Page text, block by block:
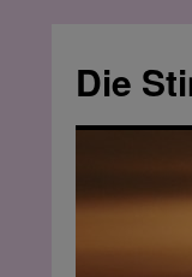
springen
Die